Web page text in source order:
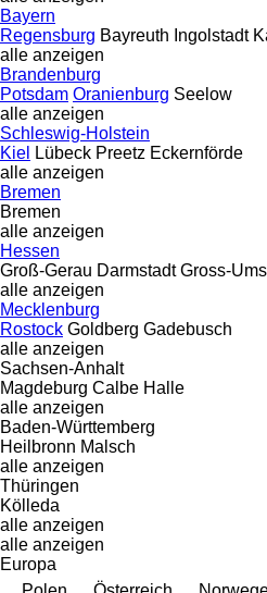
Bayern
Regensburg Bayreuth Ingolstadt
alle anzeigen
Brandenburg
Potsdam Oranienburg Seelow
alle anzeigen
Schleswig-Holstein
Kiel
Lübeck Preetz Eckernförde
alle anzeigen
Bremen
Bremen
alle anzeigen
Hessen
Groß-Gerau Darmstadt Gross-
alle anzeigen
Mecklenburg
Rostock Goldberg Gadebusch
alle anzeigen
Sachsen-Anhalt
Magdeburg Calbe Halle
alle anzeigen
Baden-Württemberg
Heilbronn Malsch
alle anzeigen
Thüringen
Kölleda
alle anzeigen
alle anzeigen
Europa